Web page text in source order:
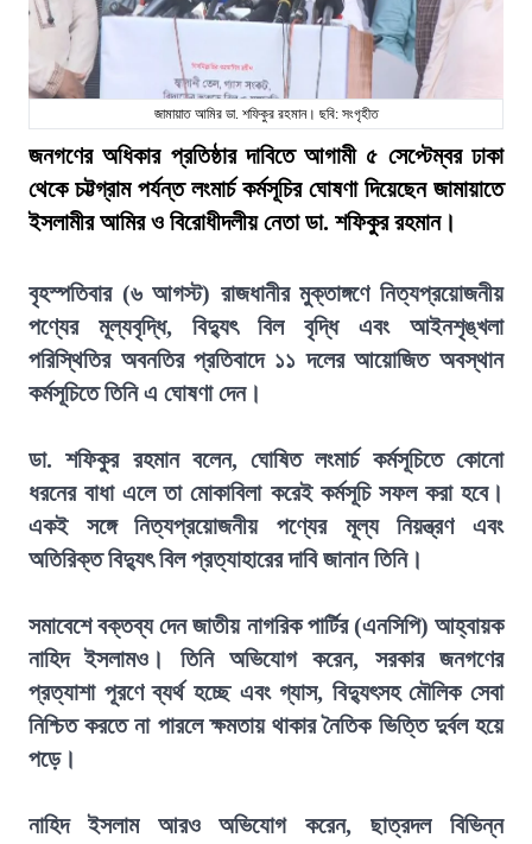
জামায়াত আমির ডা. শফিকুর রহমান। ছবি: সংগৃহীত
জনগণের অধিকার প্রতিষ্ঠার দাবিতে আগামী ৫ সেপ্টেম্বর ঢাকা
থেকে চট্টগ্রাম পর্যন্ত লংমার্চ কর্মসূচির ঘোষণা দিয়েছেন জামায়াতে
ইসলামীর আমির ও বিরোধীদলীয় নেতা ডা. শফিকুর রহমান।
বৃহস্পতিবার (৬ আগস্ট) রাজধানীর মুক্তাঙ্গণে নিত্যপ্রয়োজনীয়
পণ্যের মূল্যবৃদ্ধি, বিদ্যুৎ বিল বৃদ্ধি এবং আইনশৃঙ্খলা
পরিস্থিতির অবনতির প্রতিবাদে ১১ দলের আয়োজিত অবস্থান
কর্মসূচিতে তিনি এ ঘোষণা দেন।
ডা. শফিকুর রহমান বলেন, ঘোষিত লংমার্চ কর্মসূচিতে কোনো
ধরনের বাধা এলে তা মোকাবিলা করেই কর্মসূচি সফল করা হবে।
একই সঙ্গে নিত্যপ্রয়োজনীয় পণ্যের মূল্য নিয়ন্ত্রণ এবং
অতিরিক্ত বিদ্যুৎ বিল প্রত্যাহারের দাবি জানান তিনি।
সমাবেশে বক্তব্য দেন জাতীয় নাগরিক পার্টির (এনসিপি) আহ্বায়ক
নাহিদ ইসলামও। তিনি অভিযোগ করেন, সরকার জনগণের
প্রত্যাশা পূরণে ব্যর্থ হচ্ছে এবং গ্যাস, বিদ্যুৎসহ মৌলিক সেবা
নিশ্চিত করতে না পারলে ক্ষমতায় থাকার নৈতিক ভিত্তি দুর্বল হয়ে
পড়ে।
নাহিদ ইসলাম আরও অভিযোগ করেন, ছাত্রদল বিভিন্ন